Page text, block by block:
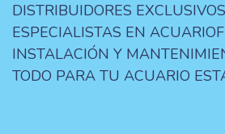
DISTRIBUIDORES EXCLUSIVOS
ESPECIALISTAS EN
INSTALACIÓN Y
TODO PARA TU ACUARIO